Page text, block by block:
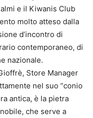
e il Kiwanis Club
molto atteso dalla
d’incontro di
contemporaneo, di
nazionale.
Store Manager
nel suo “conio
antica, è la pietra
che serve a